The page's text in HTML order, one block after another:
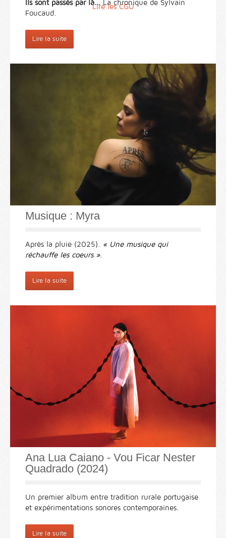
Ils sont passés par là… La chronique de Sylvain
Foucaud.
Lire la suite
Musique : Myra
Après la pluie (2025). « Une musique qui
réchauffe les coeurs ».
Lire la suite
Ana Lua Caiano - Vou Ficar Nester
Quadrado (2024)
Un premier album entre tradition rurale portugaise
et expérimentations sonores contemporaines.
Lire la suite
Lire les CGU